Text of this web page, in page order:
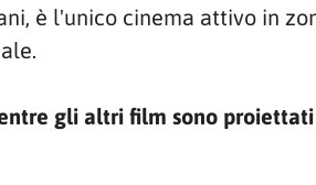
è l'unico cinema attivo in
gli altri film sono